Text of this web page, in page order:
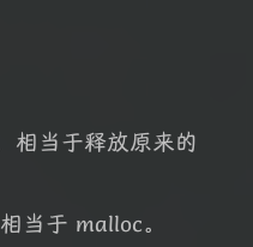
相当于释放原来的
当于 malloc。